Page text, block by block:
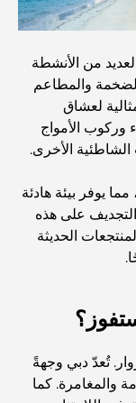
من الأنشطة
والمطاعم
لعشاق
وركوب الأمواج
الشاطئية الأخرى.
يوفر بيئة هادئة
على هذه
الحديثة
تُعدّ دبي وجهةً
والمغامرة. كما